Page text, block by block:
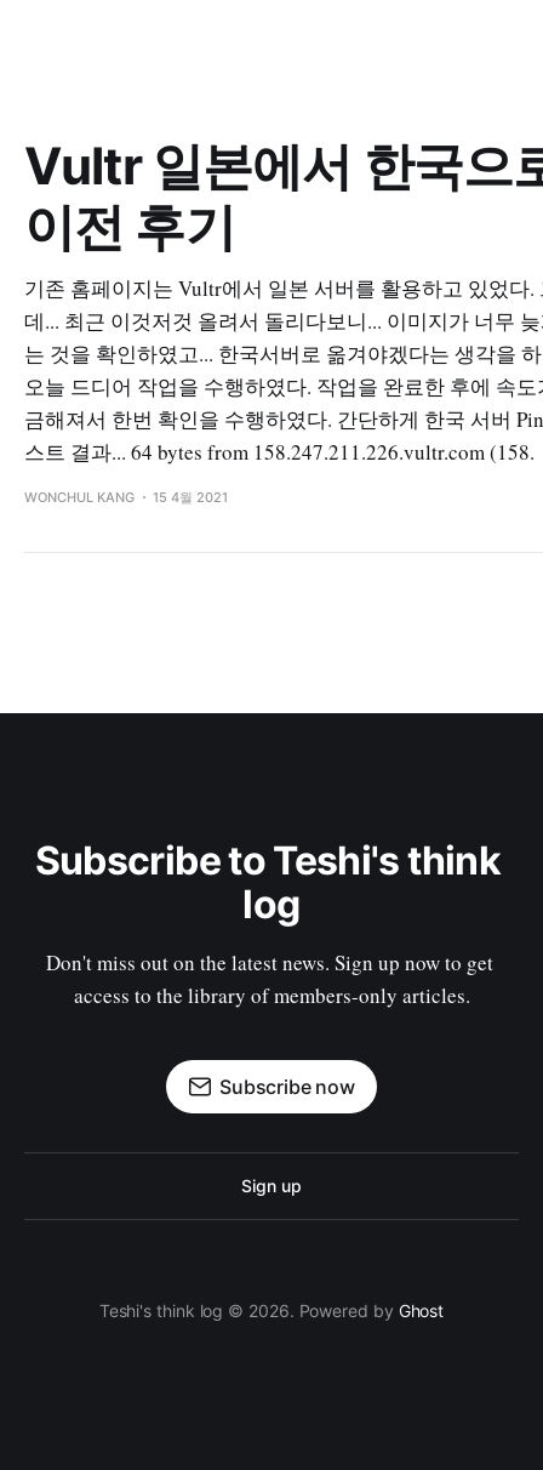
Vultr 일본에서 한국으
이전 후기
기존 홈페이지는 Vultr에서 일본 서버를 활용하고 있었다.
데... 최근 이것저것 올려서 돌리다보니... 이미지가 너무
는 것을 확인하였고... 한국서버로 옮겨야겠다는 생각을
오늘 드디어 작업을 수행하였다. 작업을 완료한 후에 속도
금해져서 한번 확인을 수행하였다. 간단하게 한국 서버
스트 결과... 64 bytes from 158.247.211.226.vultr.com (158.
WONCHUL KANG 15 4월 2021
Subscribe to Teshi's think
log
Don't miss out on the latest news. Sign up now to get
access to the library of members-only articles.
Subscribe now
Sign up
Teshi's think log © 2026. Powered by Ghost